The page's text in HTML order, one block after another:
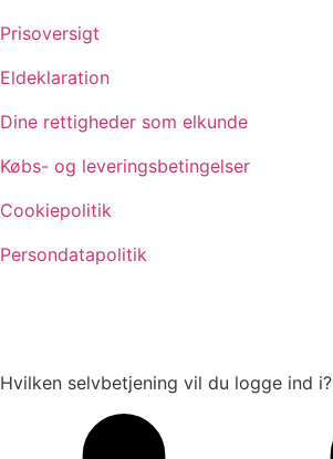
Prisoversigt
Eldeklaration
Dine rettigheder som elkunde
Købs- og leveringsbetingelser
Cookiepolitik
Persondatapolitik
Hvilken selvbetjening vil du logge ind i?